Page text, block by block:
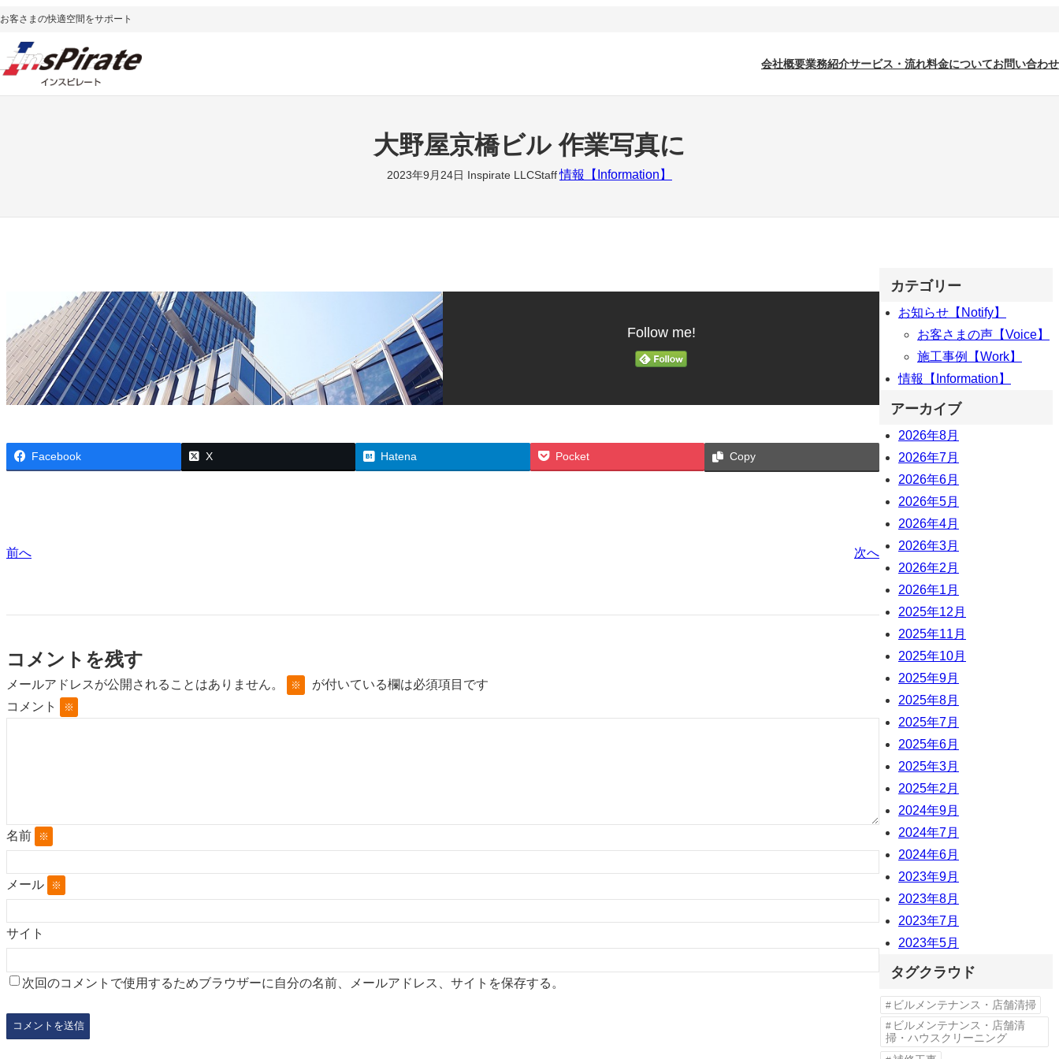
内
を
お客さまの快適空間をサポート
会社概要業務紹介サービス・流れ料金についてお問い合わせ
大野屋京橋ビル 作業写真に
2023年9月24日 Inspirate LLCStaff 情報【Information】
Follow me!
Facebook X Hatena Pocket Copy
前へ 次へ
コメントを残す
メールアドレスが公開されることはありません。 ※
が付いている欄は必須項目です
コメント
※
名前 ※
メール ※
サイト
次回のコメントで使用するためブラウザーに自分の名前、メールアドレス、サイトを保存する。
カテゴリー
お知らせ【Notify】
お客さまの声【Voice】
施工事例【Work】
情報【Information】
アーカイブ
2026年8月
2026年7月
2026年6月
2026年5月
2026年4月
2026年3月
2026年2月
2026年1月
2025年12月
2025年11月
2025年10月
2025年9月
2025年8月
2025年7月
2025年6月
2025年3月
2025年2月
2024年9月
2024年7月
2024年6月
2023年9月
2023年8月
2023年7月
2023年5月
タグクラウド
ビルメンテナンス・店舗清掃
ビルメンテナンス・店舗清
掃・ハウスクリーニング